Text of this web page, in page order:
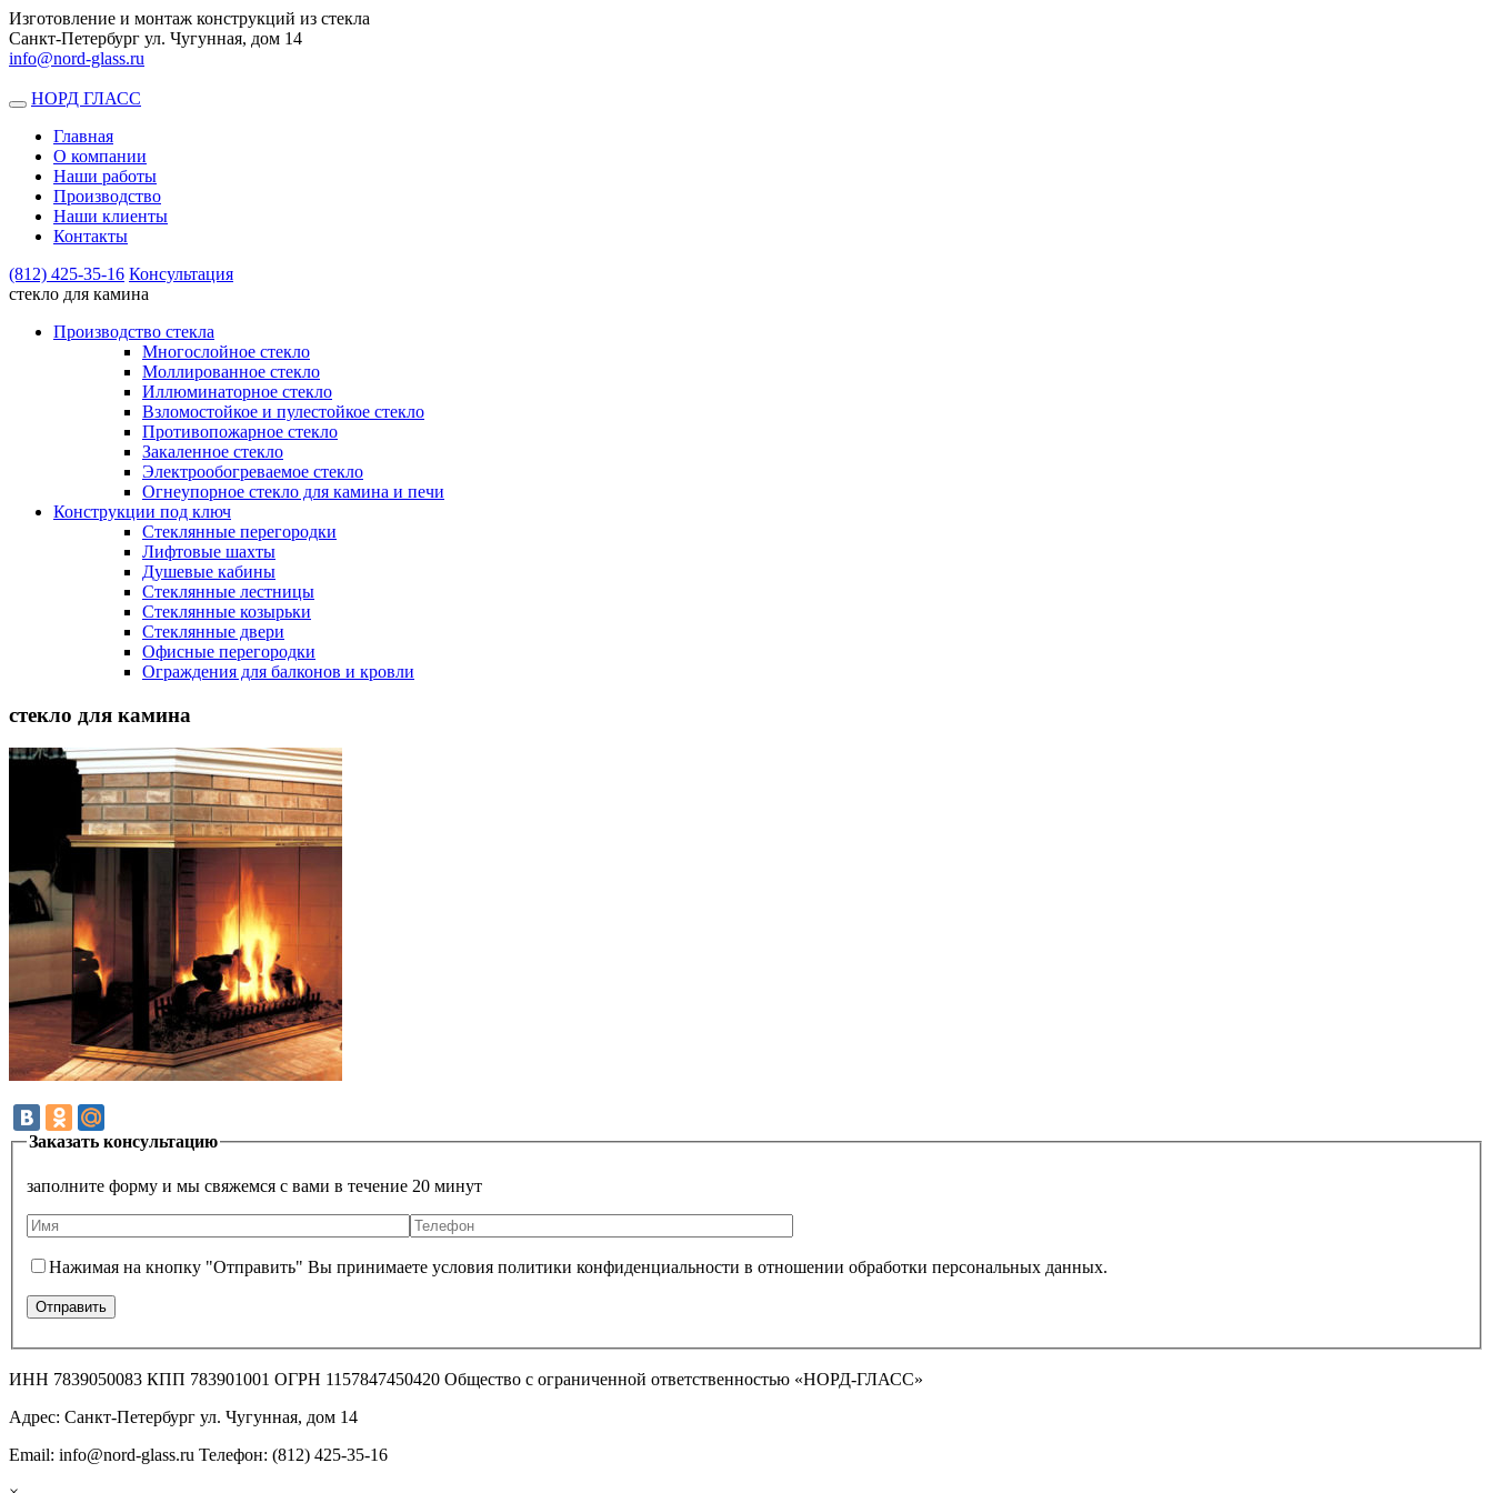
Изготовление и монтаж конструкций из стекла
Санкт-Петербург ул. Чугунная, дом 14
info@nord-glass.ru
Toggle
navigation
НОРД ГЛАСС
Главная
О компании
Наши работы
Производство
Наши клиенты
Контакты
(812) 425-35-16 Консультация
стекло для камина
Производство стекла
Многослойное стекло
Моллированное стекло
Иллюминаторное стекло
Взломостойкое и пулестойкое стекло
Противопожарное стекло
Закаленное стекло
Электрообогреваемое стекло
Огнеупорное стекло для камина и печи
Конструкции под ключ
Стеклянные перегородки
Лифтовые шахты
Душевые кабины
Cтеклянные лестницы
Cтеклянные козырьки
Cтеклянные двери
Офисные перегородки
Ограждения для балконов и кровли
стекло для камина
Заказать консультацию
заполните форму и мы свяжемся с вами в течение 20 минут
Нажимая на кнопку "Отправить" Вы принимаете условия политики конфиденциальности в отношении обработки персональных данных.
ИНН 7839050083 КПП 783901001 ОГРН 1157847450420 Общество с ограниченной ответственностью «НОРД-ГЛАСС»
Адрес: Санкт-Петербург ул. Чугунная, дом 14
Email: info@nord-glass.ru Телефон: (812) 425-35-16